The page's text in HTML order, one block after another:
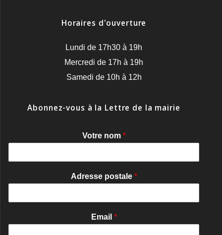
Horaires d'ouverture
Lundi de 17h30 à 19h
Mercredi de 17h à 19h
Samedi de 10h à 12h
Abonnez-vous à la Lettre de la mairie
Votre nom *
Adresse postale *
Email *